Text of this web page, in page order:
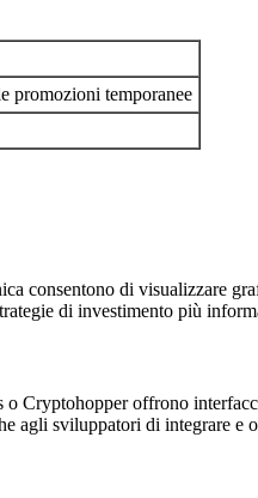
promozioni temporanee
consentono di visualizzare
di investimento più
Cryptohopper offrono
agli sviluppatori di integrare e